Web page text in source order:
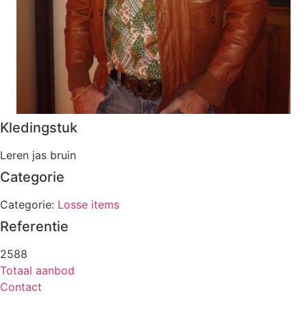
Kledingstuk
Leren jas bruin
Categorie
Categorie: Losse items
Referentie
2588
Totaal aanbod
Contact